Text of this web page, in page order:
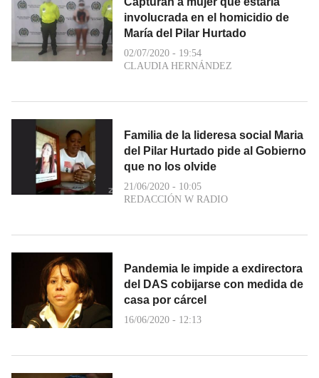
involucrada en el homicidio de
María del Pilar Hurtado
02/07/2020 - 19:54
CLAUDIA HERNÁNDEZ
Familia de la lideresa social Maria
del Pilar Hurtado pide al Gobierno
que no los olvide
21/06/2020 - 10:05
REDACCIÓN W RADIO
Pandemia le impide a exdirectora
del DAS cobijarse con medida de
casa por cárcel
16/06/2020 - 12:13